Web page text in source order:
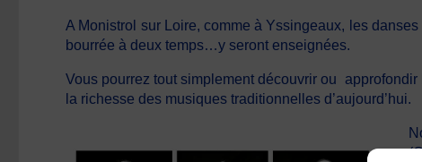
A Monistrol sur Loire, comme à Yssingeaux, les
bourrée à deux temps…y seront enseignées.
Vous pourrez tout simplement découvrir ou
la richesse des musiques traditionnelles d’aujourd’hui.